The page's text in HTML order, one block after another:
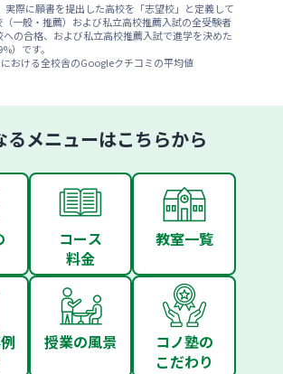
際に願書を提出した高校を「志望校」と定義して
（一般・推薦）および私立高校推薦入試の全受験者
への合格、および私立高校推薦入試で進学を決めた
）です。
おける全校舎のGoogleクチコミの平均値
るメニューはこちらから
コース
料金
教室一覧
授業の風景
コノ塾の
こだわり